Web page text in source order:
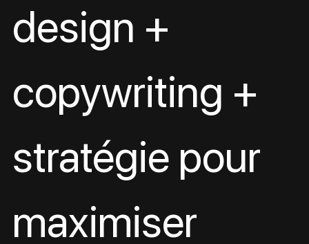
design +
copywriting +
stratégie pour
maximiser